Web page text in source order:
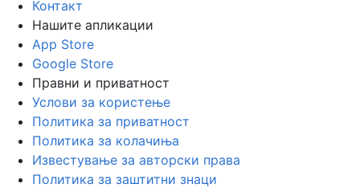
Контакт
Нашите апликации
App Store
Google Store
Правни и приватност
Услови за користење
Политика за приватност
Политика за колачиња
Известување за авторски права
Политика за заштитни знаци